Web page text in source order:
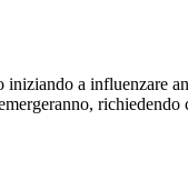
a influenzare